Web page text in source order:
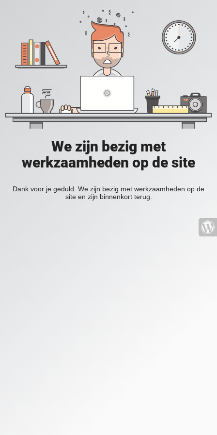
We zijn bezig met
werkzaamheden op de site
Dank voor je geduld. We zijn bezig met werkzaamheden op de
site en zijn binnenkort terug.